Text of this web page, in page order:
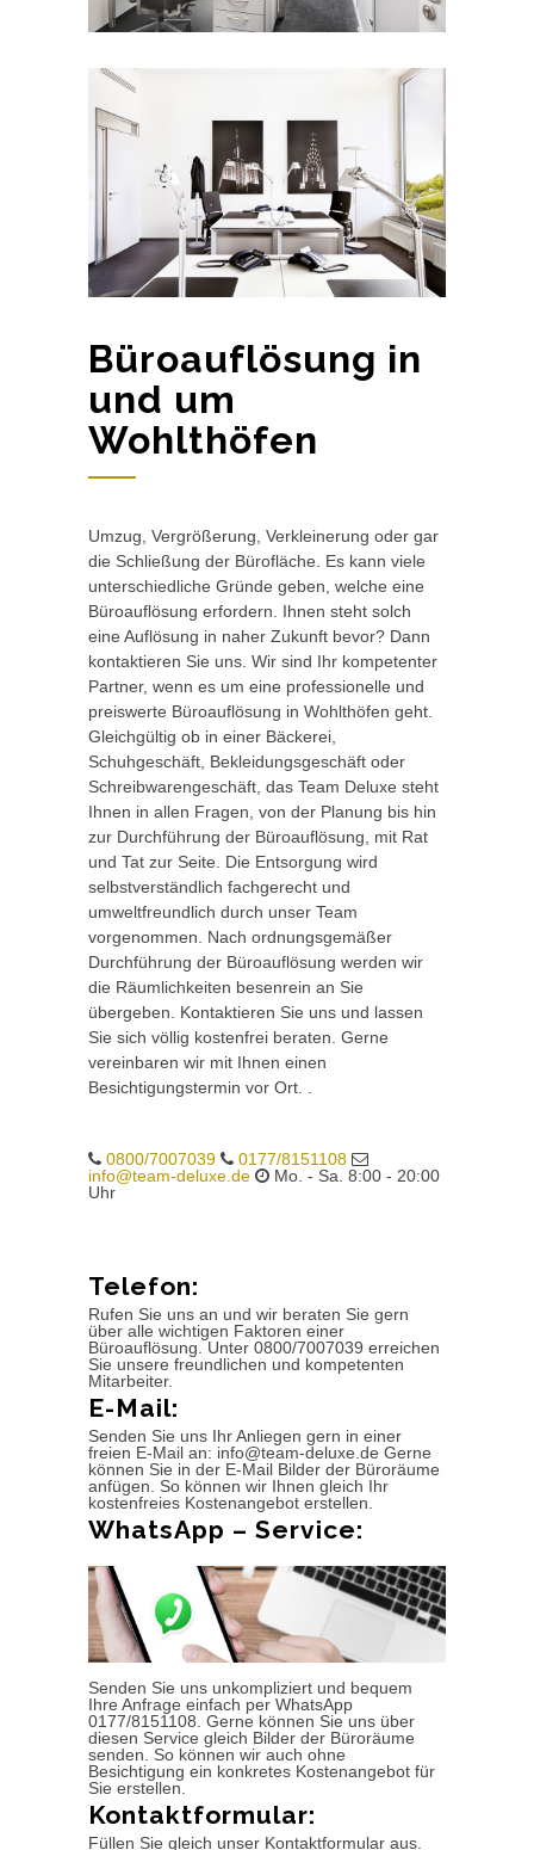
Büroauflösung in
und um
Wohlthöfen
Umzug, Vergrößerung, Verkleinerung oder gar
die Schließung der Bürofläche. Es kann viele
unterschiedliche Gründe geben, welche eine
Büroauflösung erfordern. Ihnen steht solch
eine Auflösung in naher Zukunft bevor? Dann
kontaktieren Sie uns. Wir sind Ihr kompetenter
Partner, wenn es um eine professionelle und
preiswerte Büroauflösung in Wohlthöfen geht.
Gleichgültig ob in einer Bäckerei,
Schuhgeschäft, Bekleidungsgeschäft oder
Schreibwarengeschäft, das Team Deluxe steht
Ihnen in allen Fragen, von der Planung bis hin
zur Durchführung der Büroauflösung, mit Rat
und Tat zur Seite. Die Entsorgung wird
selbstverständlich fachgerecht und
umweltfreundlich durch unser Team
vorgenommen. Nach ordnungsgemäßer
Durchführung der Büroauflösung werden wir
die Räumlichkeiten besenrein an Sie
übergeben. Kontaktieren Sie uns und lassen
Sie sich völlig kostenfrei beraten. Gerne
vereinbaren wir mit Ihnen einen
Besichtigungstermin vor Ort. .
0800/7007039
0177/8151108
info@team-deluxe.de
Mo. - Sa. 8:00 - 20:00
Uhr
Telefon:
Rufen Sie uns an und wir beraten Sie gern
über alle wichtigen Faktoren einer
Büroauflösung. Unter 0800/7007039 erreichen
Sie unsere freundlichen und kompetenten
Mitarbeiter.
E-Mail:
Senden Sie uns Ihr Anliegen gern in einer
freien E-Mail an: info@team-deluxe.de Gerne
können Sie in der E-Mail Bilder der Büroräume
anfügen. So können wir Ihnen gleich Ihr
kostenfreies Kostenangebot erstellen.
WhatsApp – Service:
Senden Sie uns unkompliziert und bequem
Ihre Anfrage einfach per WhatsApp
0177/8151108. Gerne können Sie uns über
diesen Service gleich Bilder der Büroräume
senden. So können wir auch ohne
Besichtigung ein konkretes Kostenangebot für
Sie erstellen.
Kontaktformular:
Füllen Sie gleich unser Kontaktformular aus.